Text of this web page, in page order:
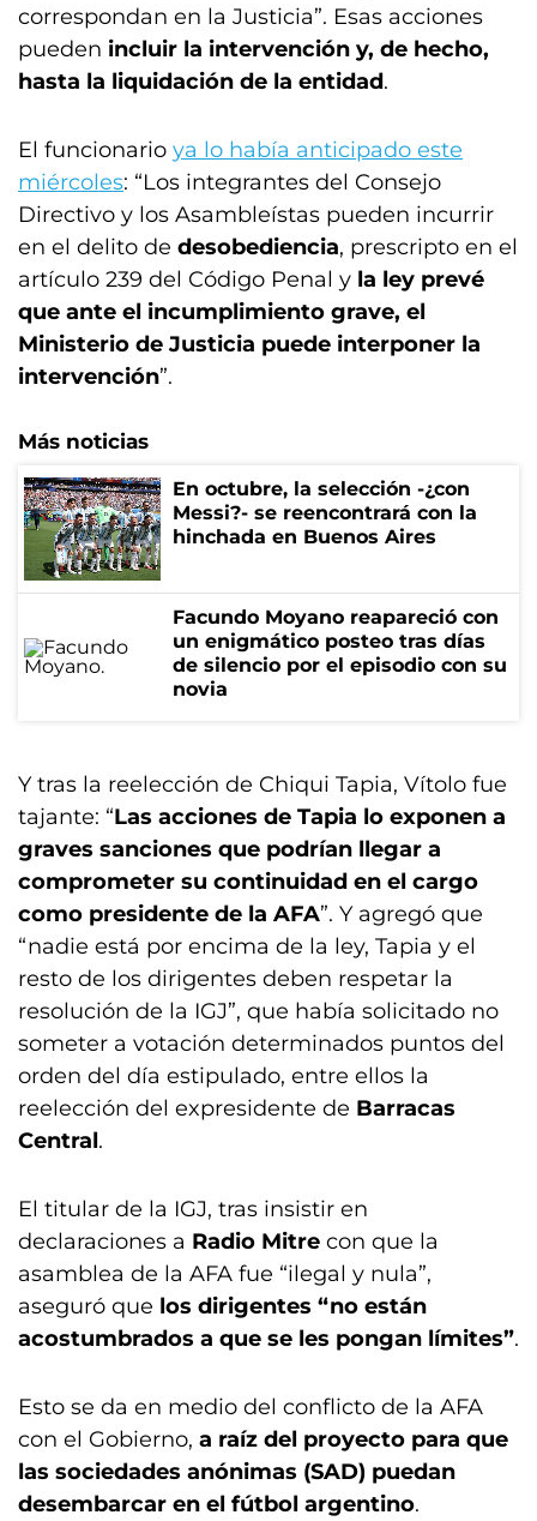
correspondan en la Justicia”. Esas acciones
pueden incluir la intervención y, de hecho,
hasta la liquidación de la entidad.
El funcionario ya lo había anticipado este
miércoles: “Los integrantes del Consejo
Directivo y los Asambleístas pueden incurrir
en el delito de desobediencia, prescripto en el
artículo 239 del Código Penal y la ley prevé
que ante el incumplimiento grave, el
Ministerio de Justicia puede interponer la
intervención”.
Más noticias
En octubre, la selección -¿con
Messi?- se reencontrará con la
hinchada en Buenos Aires
Facundo Moyano reapareció con
un enigmático posteo tras días
de silencio por el episodio con su
novia
Y tras la reelección de Chiqui Tapia, Vítolo fue
tajante: “Las acciones de Tapia lo exponen a
graves sanciones que podrían llegar a
comprometer su continuidad en el cargo
como presidente de la AFA”. Y agregó que
“nadie está por encima de la ley, Tapia y el
resto de los dirigentes deben respetar la
resolución de la IGJ”, que había solicitado no
someter a votación determinados puntos del
orden del día estipulado, entre ellos la
reelección del expresidente de Barracas
Central.
El titular de la IGJ, tras insistir en
declaraciones a Radio Mitre con que la
asamblea de la AFA fue “ilegal y nula”,
aseguró que los dirigentes “no están
acostumbrados a que se les pongan límites”.
Esto se da en medio del conflicto de la AFA
con el Gobierno, a raíz del proyecto para que
las sociedades anónimas (SAD) puedan
desembarcar en el fútbol argentino.